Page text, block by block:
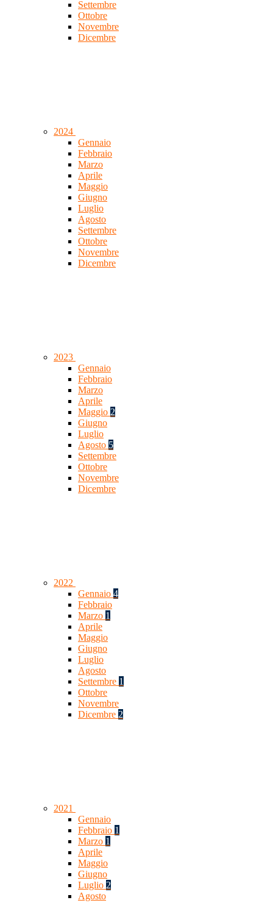
Settembre
Ottobre
Novembre
Dicembre
2024
Gennaio
Febbraio
Marzo
Aprile
Maggio
Giugno
Luglio
Agosto
Settembre
Ottobre
Novembre
Dicembre
2023
Gennaio
Febbraio
Marzo
Aprile
Maggio 2
Giugno
Luglio
Agosto 5
Settembre
Ottobre
Novembre
Dicembre
2022
Gennaio 4
Febbraio
Marzo 1
Aprile
Maggio
Giugno
Luglio
Agosto
Settembre 1
Ottobre
Novembre
Dicembre 2
2021
Gennaio
Febbraio 1
Marzo 1
Aprile
Maggio
Giugno
Luglio 2
Agosto